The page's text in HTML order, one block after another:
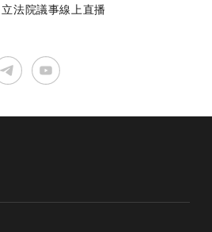
立法院議事線上直播